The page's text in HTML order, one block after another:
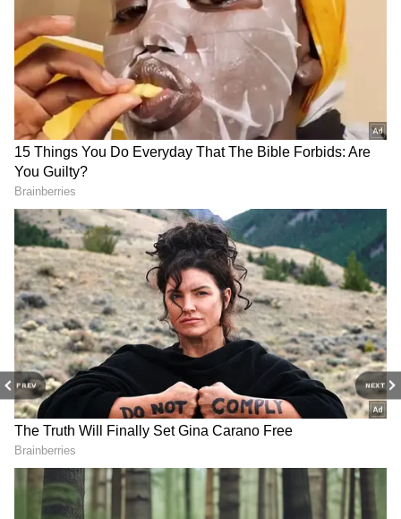
PREV NEXT
లాగా, ఈ అసాధారణమైన ద్రాక్ష కూడా జపాన్ లో
ల‌భిస్తుంది. ఈ పండ్ల బరువు, చక్కెర కంటెంట్‌తో సహా
కఠినమైన ప్రమాణాల ఆధారంగా వాటిని జాగ్రత్తగా ఎంపిక
చేస్తారు. 2015లో, ఈ ద్రాక్ష గుత్తి $8,400 (రూ. 6 లక్షలకు
పైగా) ధర పలికింది.
3. డెన్సుకే పుచ్చకాయ
మూడవ అత్యంత ఖరీదైన పండు కూడా ద్వీప దేశం జపాన్
కు చెందినదే కావడం విశేషం. హక్కైడో ద్వీపంలో కనిపించే
డెన్సుకే పుచ్చకాయ టాప్10 ఖరీదైన పండ్లలలో మూడో
స్థానంలో ఉంది. ఈ భారీ పుచ్చకాయల బరువు 11 కిలోల
వరకు ఉంటుంది. 2008లో ఈ రకం పుచ్చకాయ ఏకంగా
$6,100 (రూ. 5 లక్షలకు పైగా) కు విక్రయించారు.